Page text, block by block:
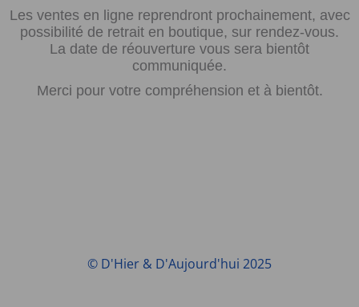
Les ventes en ligne reprendront prochainement, avec
possibilité de retrait en boutique, sur rendez-vous.
La date de réouverture vous sera bientôt
communiquée.
Merci pour votre compréhension et à bientôt.
© D'Hier & D'Aujourd'hui 2025